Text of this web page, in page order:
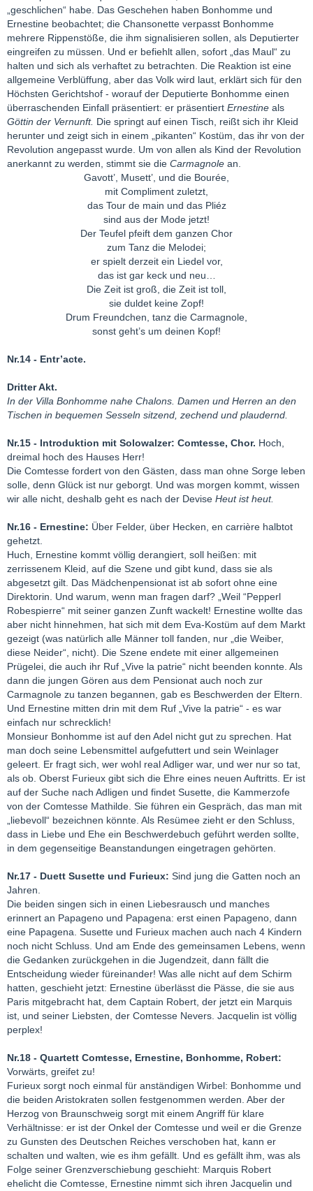
„geschlichen“ habe. Das Geschehen haben Bonhomme und
Ernestine beobachtet; die Chansonette verpasst Bonhomme
mehrere Rippenstöße, die ihm signalisieren sollen, als Deputierter
eingreifen zu müssen. Und er befiehlt allen, sofort „das Maul“ zu
halten und sich als verhaftet zu betrachten. Die Reaktion ist eine
allgemeine Verblüffung, aber das Volk wird laut, erklärt sich für den
Höchsten Gerichtshof - worauf der Deputierte Bonhomme einen
überraschenden Einfall präsentiert: er präsentiert Ernestine als
Göttin der Vernunft. Die springt auf einen Tisch, reißt sich ihr Kleid
herunter und zeigt sich in einem „pikanten“ Kostüm, das ihr von der
Revolution angepasst wurde. Um von allen als Kind der Revolution
anerkannt zu werden, stimmt sie die Carmagnole an.
Gavott’, Musett’, und die Bourée,
mit Compliment zuletzt,
das Tour de main und das Pliéz
sind aus der Mode jetzt!
Der Teufel pfeift dem ganzen Chor
zum Tanz die Melodei;
er spielt derzeit ein Liedel vor,
das ist gar keck und neu…
Die Zeit ist groß, die Zeit ist toll,
sie duldet keine Zopf!
Drum Freundchen, tanz die Carmagnole,
sonst geht’s um deinen Kopf!
Nr.14 - Entr’acte.
Dritter Akt.
In der Villa Bonhomme nahe Chalons. Damen und Herren an den
Tischen in bequemen Sesseln sitzend, zechend und plaudernd.
Nr.15 - Introduktion mit Solowalzer: Comtesse, Chor. Hoch,
dreimal hoch des Hauses Herr!
Die Comtesse fordert von den Gästen, dass man ohne Sorge leben
solle, denn Glück ist nur geborgt. Und was morgen kommt, wissen
wir alle nicht, deshalb geht es nach der Devise Heut ist heut.
Nr.16 - Ernestine: Über Felder, über Hecken, en carrière halbtot
gehetzt.
Huch, Ernestine kommt völlig derangiert, soll heißen: mit
zerrissenem Kleid, auf die Szene und gibt kund, dass sie als
abgesetzt gilt. Das Mädchenpensionat ist ab sofort ohne eine
Direktorin. Und warum, wenn man fragen darf? „Weil “Pepperl
Robespierre“ mit seiner ganzen Zunft wackelt! Ernestine wollte das
aber nicht hinnehmen, hat sich mit dem Eva-Kostüm auf dem Markt
gezeigt (was natürlich alle Männer toll fanden, nur „die Weiber,
diese Neider“, nicht). Die Szene endete mit einer allgemeinen
Prügelei, die auch ihr Ruf „Vive la patrie“ nicht beenden konnte. Als
dann die jungen Gören aus dem Pensionat auch noch zur
Carmagnole zu tanzen begannen, gab es Beschwerden der Eltern.
Und Ernestine mitten drin mit dem Ruf „Vive la patrie“ - es war
einfach nur schrecklich!
Monsieur Bonhomme ist auf den Adel nicht gut zu sprechen. Hat
man doch seine Lebensmittel aufgefuttert und sein Weinlager
geleert. Er fragt sich, wer wohl real Adliger war, und wer nur so tat,
als ob. Oberst Furieux gibt sich die Ehre eines neuen Auftritts. Er ist
auf der Suche nach Adligen und findet Susette, die Kammerzofe
von der Comtesse Mathilde. Sie führen ein Gespräch, das man mit
„liebevoll“ bezeichnen könnte. Als Resümee zieht er den Schluss,
dass in Liebe und Ehe ein Beschwerdebuch geführt werden sollte,
in dem gegenseitige Beanstandungen eingetragen gehörten.
Nr.17 - Duett Susette und Furieux: Sind jung die Gatten noch an
Jahren.
Die beiden singen sich in einen Liebesrausch und manches
erinnert an Papageno und Papagena: erst einen Papageno, dann
eine Papagena. Susette und Furieux machen auch nach 4 Kindern
noch nicht Schluss. Und am Ende des gemeinsamen Lebens, wenn
die Gedanken zurückgehen in die Jugendzeit, dann fällt die
Entscheidung wieder füreinander! Was alle nicht auf dem Schirm
hatten, geschieht jetzt: Ernestine überlässt die Pässe, die sie aus
Paris mitgebracht hat, dem Captain Robert, der jetzt ein Marquis
ist, und seiner Liebsten, der Comtesse Nevers. Jacquelin ist völlig
perplex!
Nr.18 - Quartett Comtesse, Ernestine, Bonhomme, Robert:
Vorwärts, greifet zu!
Furieux sorgt noch einmal für anständigen Wirbel: Bonhomme und
die beiden Aristokraten sollen festgenommen werden. Aber der
Herzog von Braunschweig sorgt mit einem Angriff für klare
Verhältnisse: er ist der Onkel der Comtesse und weil er die Grenze
zu Gunsten des Deutschen Reiches verschoben hat, kann er
schalten und walten, wie es ihm gefällt. Und es gefällt ihm, was als
Folge seiner Grenzverschiebung geschieht: Marquis Robert
ehelicht die Comtesse, Ernestine nimmt sich ihren Jacquelin und